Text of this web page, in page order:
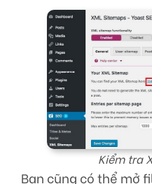
Kiểm tra
Bạn cũng có thể mở